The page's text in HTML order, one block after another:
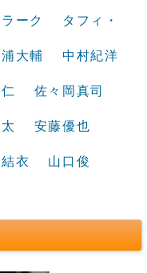
ーク タフィ・
大輔 中村紀洋
佐々岡真司
安藤優也
衣 山口俊